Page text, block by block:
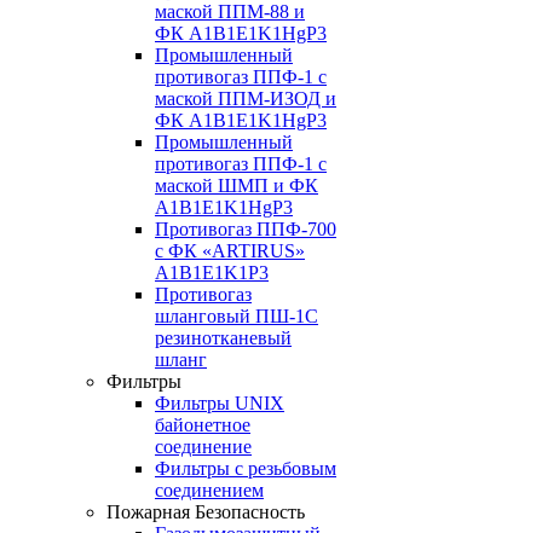
маской ППМ-88 и
ФК А1B1E1K1HgP3
Промышленный
противогаз ППФ-1 с
маской ППМ-ИЗОД и
ФК А1B1E1K1HgP3
Промышленный
противогаз ППФ-1 с
маской ШМП и ФК
А1B1E1K1HgP3
Противогаз ППФ-700
с ФК «ARTIRUS»
A1B1E1K1P3
Противогаз
шланговый ПШ-1С
резинотканевый
шланг
Фильтры
Фильтры UNIX
байонетное
соединение
Фильтры с резьбовым
соединением
Пожарная Безопасность